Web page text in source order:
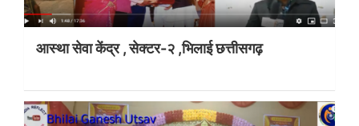
आस्था सेवा केंद्र , सेक्टर-२ ,भिलाई छत्तीसगढ़